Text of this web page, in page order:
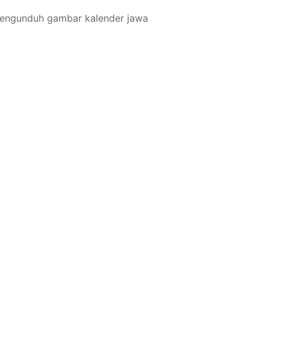
gambar kalender jawa